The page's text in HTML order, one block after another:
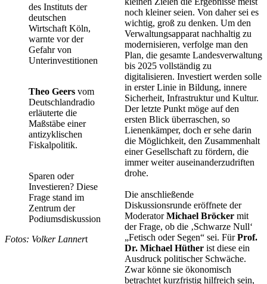
des Instituts der
deutschen
Wirtschaft Köln,
warnte vor der
Gefahr von
Unterinvestitionen
Theo Geers vom
Deutschlandradio
erläuterte die
Maßstäbe einer
antizyklischen
Fiskalpolitik.
Sparen oder
Investieren? Diese
Frage stand im
Zentrum der
Podiumsdiskussion
Fotos: Volker Lannert
noch kleiner seien. Von daher sei es
wichtig, groß zu denken. Um den
Verwaltungsapparat nachhaltig zu
modernisieren, verfolge man den
Plan, die gesamte Landesverwaltung
bis 2025 vollständig zu
digitalisieren. Investiert werden solle
in erster Linie in Bildung, innere
Sicherheit, Infrastruktur und Kultur.
Der letzte Punkt möge auf den
ersten Blick überraschen, so
Lienenkämper, doch er sehe darin
die Möglichkeit, den Zusammenhalt
einer Gesellschaft zu fördern, die
immer weiter auseinanderzudriften
drohe.
Die anschließende
Diskussionsrunde eröffnete der
ModeratorMichael Bröcker mit
der Frage, ob die ‚Schwarze Null‘
„Fetisch oder Segen“ sei. FürProf.
Dr. Michael Hüther ist diese ein
Ausdruck politischer Schwäche.
Zwar könne sie ökonomisch
betrachtet kurzfristig hilfreich sein,